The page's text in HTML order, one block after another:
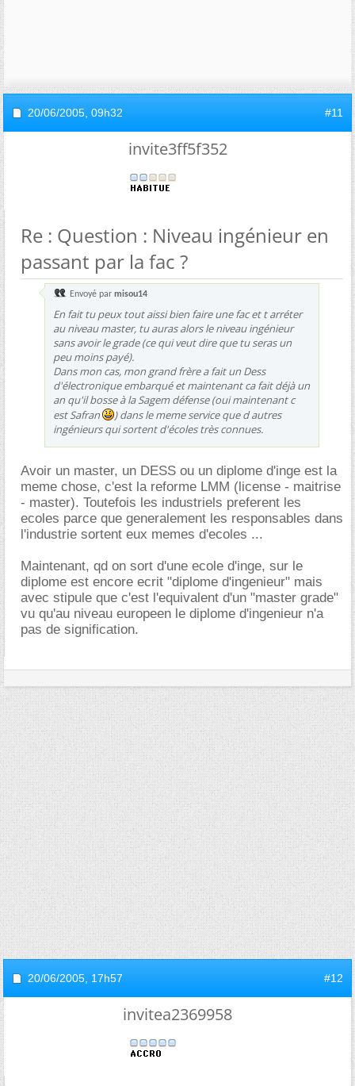
20/06/2005, 09h32 #11
invite3ff5f352
Re : Question : Niveau ingénieur en
passant par la fac ?
Envoyé par misou14
En fait tu peux tout aissi bien faire une fac et t arréter
au niveau master, tu auras alors le niveau ingénieur
sans avoir le grade (ce qui veut dire que tu seras un
peu moins payé).
Dans mon cas, mon grand frère a fait un Dess
d'électronique embarqué et maintenant ca fait déjà un
an qu'il bosse à la Sagem défense (oui maintenant c
est Safran
) dans le meme service que d autres
ingénieurs qui sortent d'écoles très connues.
Avoir un master, un DESS ou un diplome d'inge est la
meme chose, c'est la reforme LMM (license - maitrise
- master). Toutefois les industriels preferent les
ecoles parce que generalement les responsables dans
l'industrie sortent eux memes d'ecoles ...
Maintenant, qd on sort d'une ecole d'inge, sur le
diplome est encore ecrit "diplome d'ingenieur" mais
avec stipule que c'est l'equivalent d'un "master grade"
vu qu'au niveau europeen le diplome d'ingenieur n'a
pas de signification.
20/06/2005, 17h57 #12
invitea2369958